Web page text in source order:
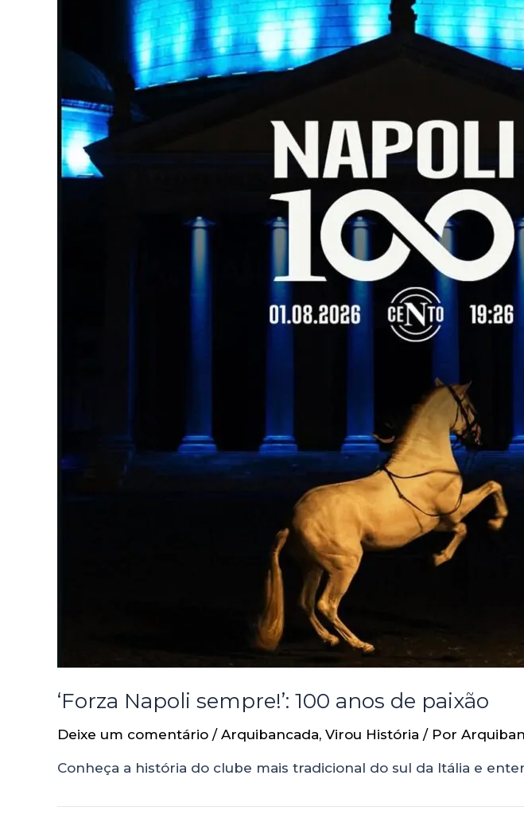
‘Forza Napoli sempre!’: 100 anos de paixão
Deixe um comentário / Arquibancada, Virou História / Por
Conheça a história do clube mais tradicional do sul da Itália e